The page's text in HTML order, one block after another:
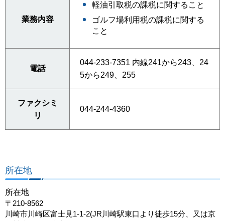
業務内容
軽油引取税の課税に関すること
ゴルフ場利用税の課税に関する
こと
電話
044-233-7351 内線241から243、24
5から249、255
ファクシミ
リ
044-244-4360
所在地
所在地
〒210-8562
川崎市川崎区富士見1-1-2(JR川崎駅東口より徒歩15分、又は京